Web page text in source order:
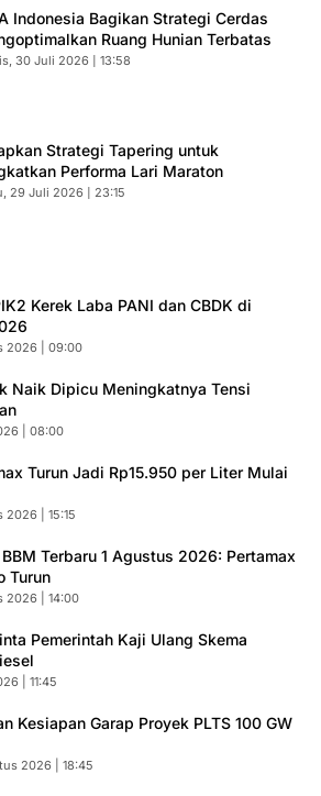
Indonesia Bagikan Strategi Cerdas
Ruang Hunian Terbatas
30 Juli 2026 | 13:58
Strategi Tapering untuk
Performa Lari Maraton
29 Juli 2026 | 23:15
Kerek Laba PANI dan CBDK di
2026 | 09:00
Naik Dipicu Meningkatnya Tensi
| 08:00
Turun Jadi Rp15.950 per Liter Mulai
2026 | 15:15
Terbaru 1 Agustus 2026: Pertamax
Turun
2026 | 14:00
Pemerintah Kaji Ulang Skema
| 11:45
Kesiapan Garap Proyek PLTS 100 GW
2026 | 18:45